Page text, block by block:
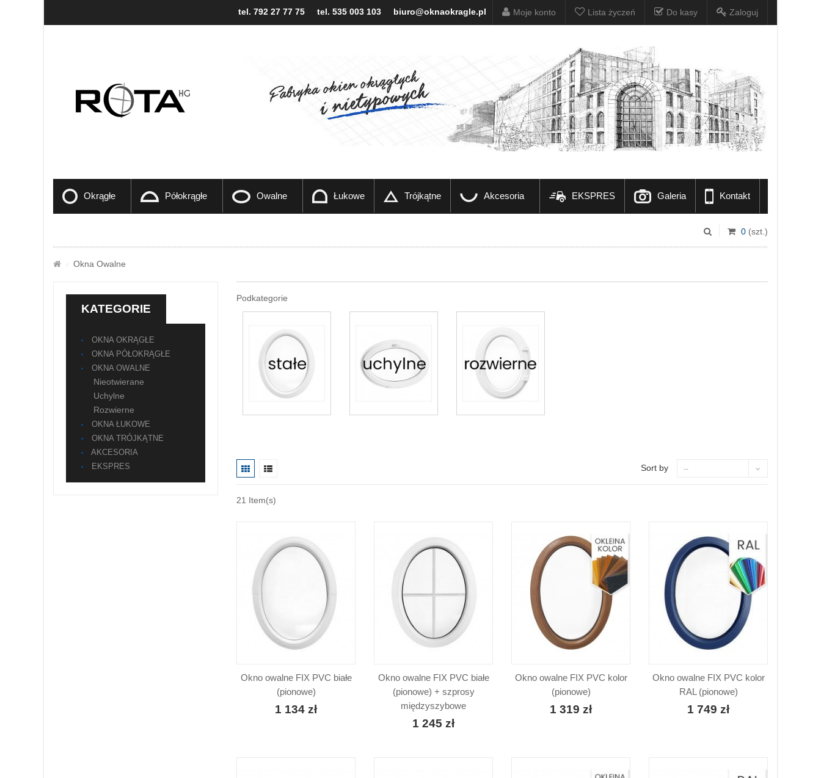
Moje konto Lista życzeń Do kasy Zaloguj
biuro@oknaokragle.pl
tel. 535 003 103
tel. 792 27 77 75
Okrągłe Półokrągłe Owalne Łukowe Trójkątne Akcesoria EKSPRES Galeria Kontakt
0 (szt.)
/ Okna Owalne
KATEGORIE
OKNA OKRĄGŁE
OKNA PÓŁOKRĄGŁE
OKNA OWALNE
Nieotwierane
Uchylne
Rozwierne
OKNA ŁUKOWE
OKNA TRÓJKĄTNE
AKCESORIA
EKSPRES
Podkategorie
Sort by --
21 Item(s)
Okno owalne FIX PVC białe
(pionowe)
1 134 zł
Okno owalne FIX PVC białe
(pionowe) + szprosy
międzyszybowe
1 245 zł
Okno owalne FIX PVC kolor
(pionowe)
1 319 zł
Okno owalne FIX PVC kolor
RAL (pionowe)
1 749 zł